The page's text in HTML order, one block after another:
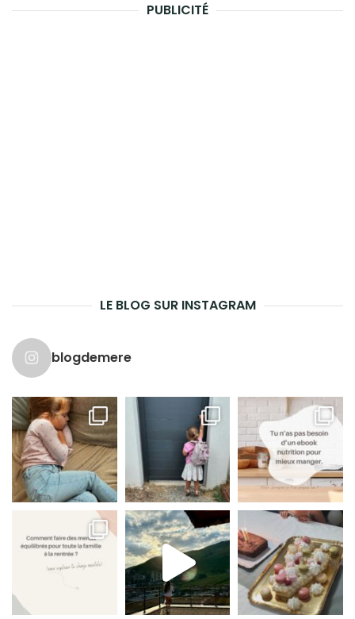
PUBLICITÉ
LE BLOG SUR INSTAGRAM
blogdemere